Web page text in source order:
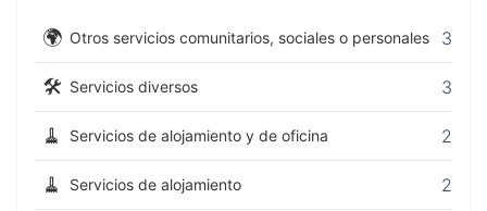
🌍 Otros servicios comunitarios, sociales o personales 3
🛠️ Servicios diversos 3
🧹 Servicios de alojamiento y de oficina 2
🧹 Servicios de alojamiento 2